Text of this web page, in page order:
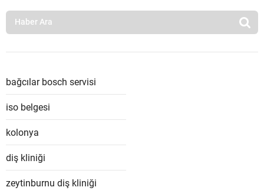
bağcılar bosch servisi
iso belgesi
kolonya
diş kliniği
zeytinburnu diş kliniği